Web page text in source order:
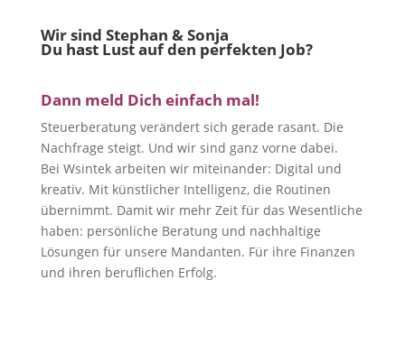
Wir sind Stephan & Sonja
Du hast Lust auf den perfekten Job?
Dann meld Dich einfach mal!
Steuerberatung verändert sich gerade rasant. Die
Nachfrage steigt. Und wir sind ganz vorne dabei.
Bei Wsintek arbeiten wir miteinander: Digital und
kreativ. Mit künstlicher Intelligenz, die Routinen
übernimmt. Damit wir mehr Zeit für das Wesentliche
haben: persönliche Beratung und nachhaltige
Lösungen für unsere Mandanten. Für ihre Finanzen
und ihren beruflichen Erfolg.